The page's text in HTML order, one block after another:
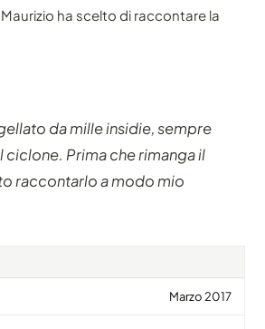
ha scelto di raccontare la
da mille insidie, sempre
Prima che rimanga il
raccontarlo a modo mio
Marzo 2017